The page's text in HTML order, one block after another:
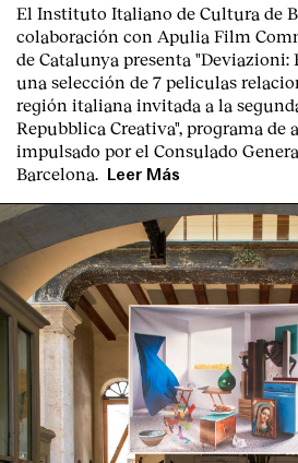
El Instituto Italiano de Cultura de
colaboración con Apulia Film
de Catalunya presenta "Deviazioni:
una selección de 7 peliculas
región italiana invitada a la
Repubblica Creativa", programa
impulsado por el Consulado
Barcelona.
Leer Más